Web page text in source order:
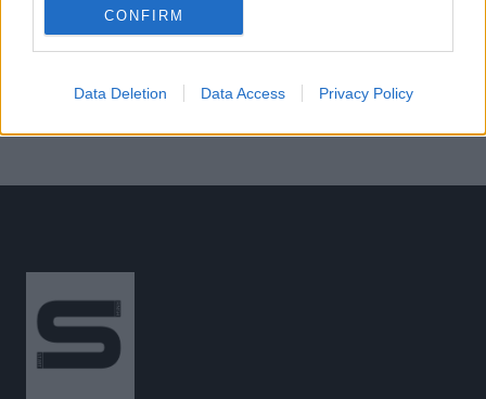
CONFIRM
Data Deletion Data Access Privacy Policy
Νίκη η Καλλιμογιάννη και όριο
για το Κάλι- Ρεκόρ η Ραφαϊλάκη